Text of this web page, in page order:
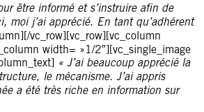
être informé et s’instruire afin de
moi j’ai apprécié. En tant qu’adhérent
vc_row][vc_row][vc_column
width= »1/2″][vc_single_image
« J’ai beaucoup apprécié la
le mécanisme. J’ai appris
a été très riche en information sur